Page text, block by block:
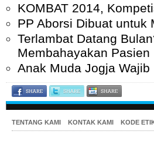
KOMBAT 2014,
PP Aborsi Dibuat untuk
Terlambat Datang
Membahayakan Pasien
Anak Muda Jogja
TENTANG KAMI KONTAK KAMI KODE